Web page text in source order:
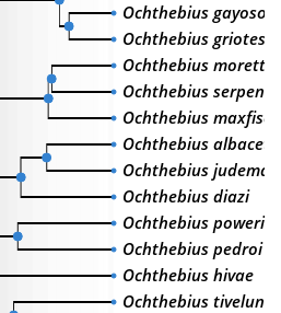
Ochthebius gayosoi
Ochthebius griotes
Ochthebius morettii
Ochthebius
Ochthebius
Ochthebius
Ochthebius
Ochthebius diazi
Ochthebius poweri
Ochthebius pedroi
Ochthebius hivae
Ochthebius